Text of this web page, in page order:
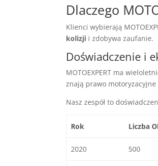
Dlaczego
Klienci wybierają
kolizji i zdobywa zaufanie.
Doświadczenie i
MOTOEXPERT ma
znają prawo
Nasz zespół to
Rok Liczba
2020 500